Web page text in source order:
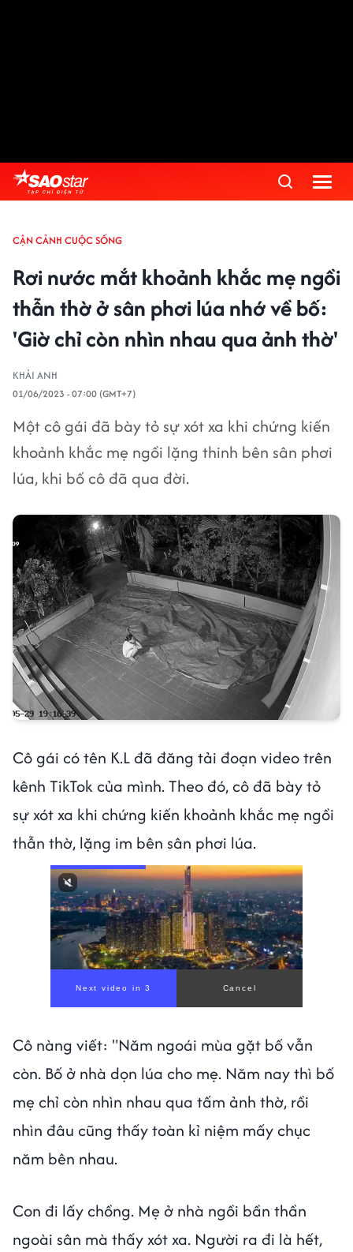
CẬN CẢNH CUỘC SỐNG
Rơi nước mắt khoảnh khắc mẹ ngồi
thẫn thờ ở sân phơi lúa nhớ về bố:
'Giờ chỉ còn nhìn nhau qua ảnh thờ'
KHẢI ANH
01/06/2023 - 07:00 (GMT+7)
Một cô gái đã bày tỏ sự xót xa khi chứng kiến
khoảnh khắc mẹ ngồi lặng thinh bên sân phơi
lúa, khi bố cô đã qua đời.
Cô gái có tên K.L đã đăng tải đoạn video trên
kênh TikTok của mình. Theo đó, cô đã bày tỏ
sự xót xa khi chứng kiến khoảnh khắc mẹ ngồi
thẫn thờ, lặng im bên sân phơi lúa.
Next video in 1 Cancel
Cô nàng viết: "Năm ngoái mùa gặt bố vẫn
còn. Bố ở nhà dọn lúa cho mẹ. Năm nay thì bố
mẹ chỉ còn nhìn nhau qua tấm ảnh thờ, rồi
nhìn đâu cũng thấy toàn kỉ niệm mấy chục
năm bên nhau.
Con đi lấy chồng. Mẹ ở nhà ngồi bần thần
ngoài sân mà thấy xót xa. Người ra đi là hết,